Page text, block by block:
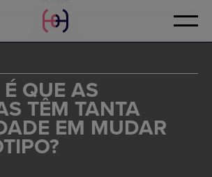
CONTACTO
QUE AS
TÊM TANTA
EM MUDAR